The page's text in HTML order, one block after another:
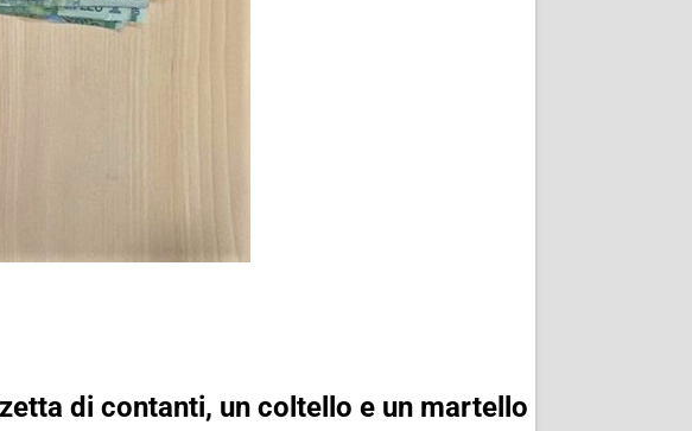
di contanti, un coltello e un martello